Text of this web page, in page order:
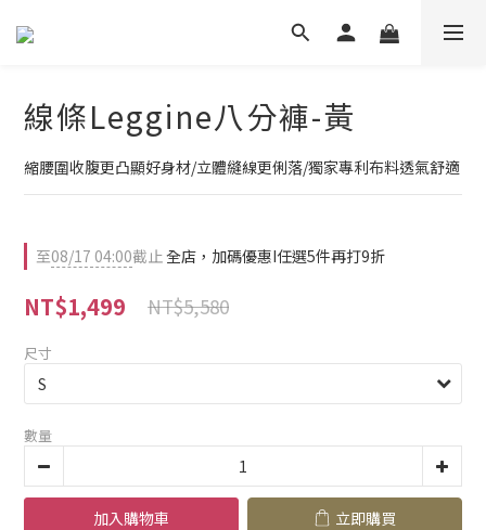
線條Leggine八分褲-黃
縮腰圍收腹更凸顯好身材/立體縫線更俐落/獨家專利布料透氣舒適
至08/17 04:00截止全店，加碼優惠I任選5件再打9折
NT$1,499 NT$5,580
尺寸
數量
加入購物車 立即購買